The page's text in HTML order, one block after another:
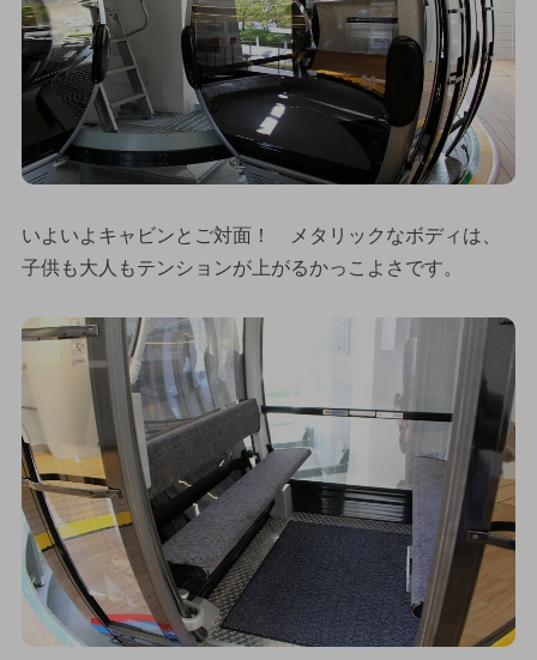
いよいよキャビンとご対面！ メタリックなボディは、
子供も大人もテンションが上がるかっこよさです。